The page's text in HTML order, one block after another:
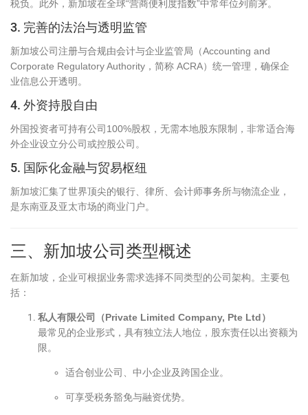
税负。此外，新加坡在全球“营商便利度指数”中常年位列前茅。
3. 完善的法治与透明监管
新加坡公司注册与合规由会计与企业监管局（Accounting and
Corporate Regulatory Authority，简称 ACRA）统一管理，确保企
业信息公开透明。
4. 外资持股自由
外国投资者可持有公司100%股权，无需本地股东限制，非常适合海
外企业设立分公司或控股公司。
5. 国际化金融与贸易枢纽
新加坡汇集了世界顶尖的银行、律所、会计师事务所与物流企业，
是东南亚及亚太市场的商业门户。
三、新加坡公司类型概述
在新加坡，企业可根据业务需求选择不同类型的公司架构。主要包
括：
私人有限公司（Private Limited Company, Pte Ltd）
最常见的企业形式，具有独立法人地位，股东责任以出资额为
限。
适合创业公司、中小企业及跨国企业。
可享受税务豁免与融资优势。